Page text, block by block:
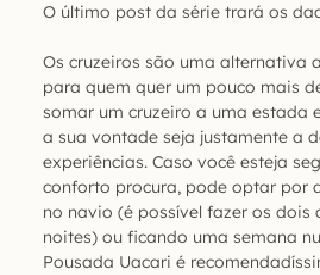
O último post da série trará os
Os cruzeiros são uma alternativa
para quem quer um pouco mais
somar um cruzeiro a uma estada
a sua vontade seja justamente a
experiências. Caso você esteja
conforto procura, pode optar por
no navio (é possível fazer os dois
noites) ou ficando uma semana
Pousada Uacari é